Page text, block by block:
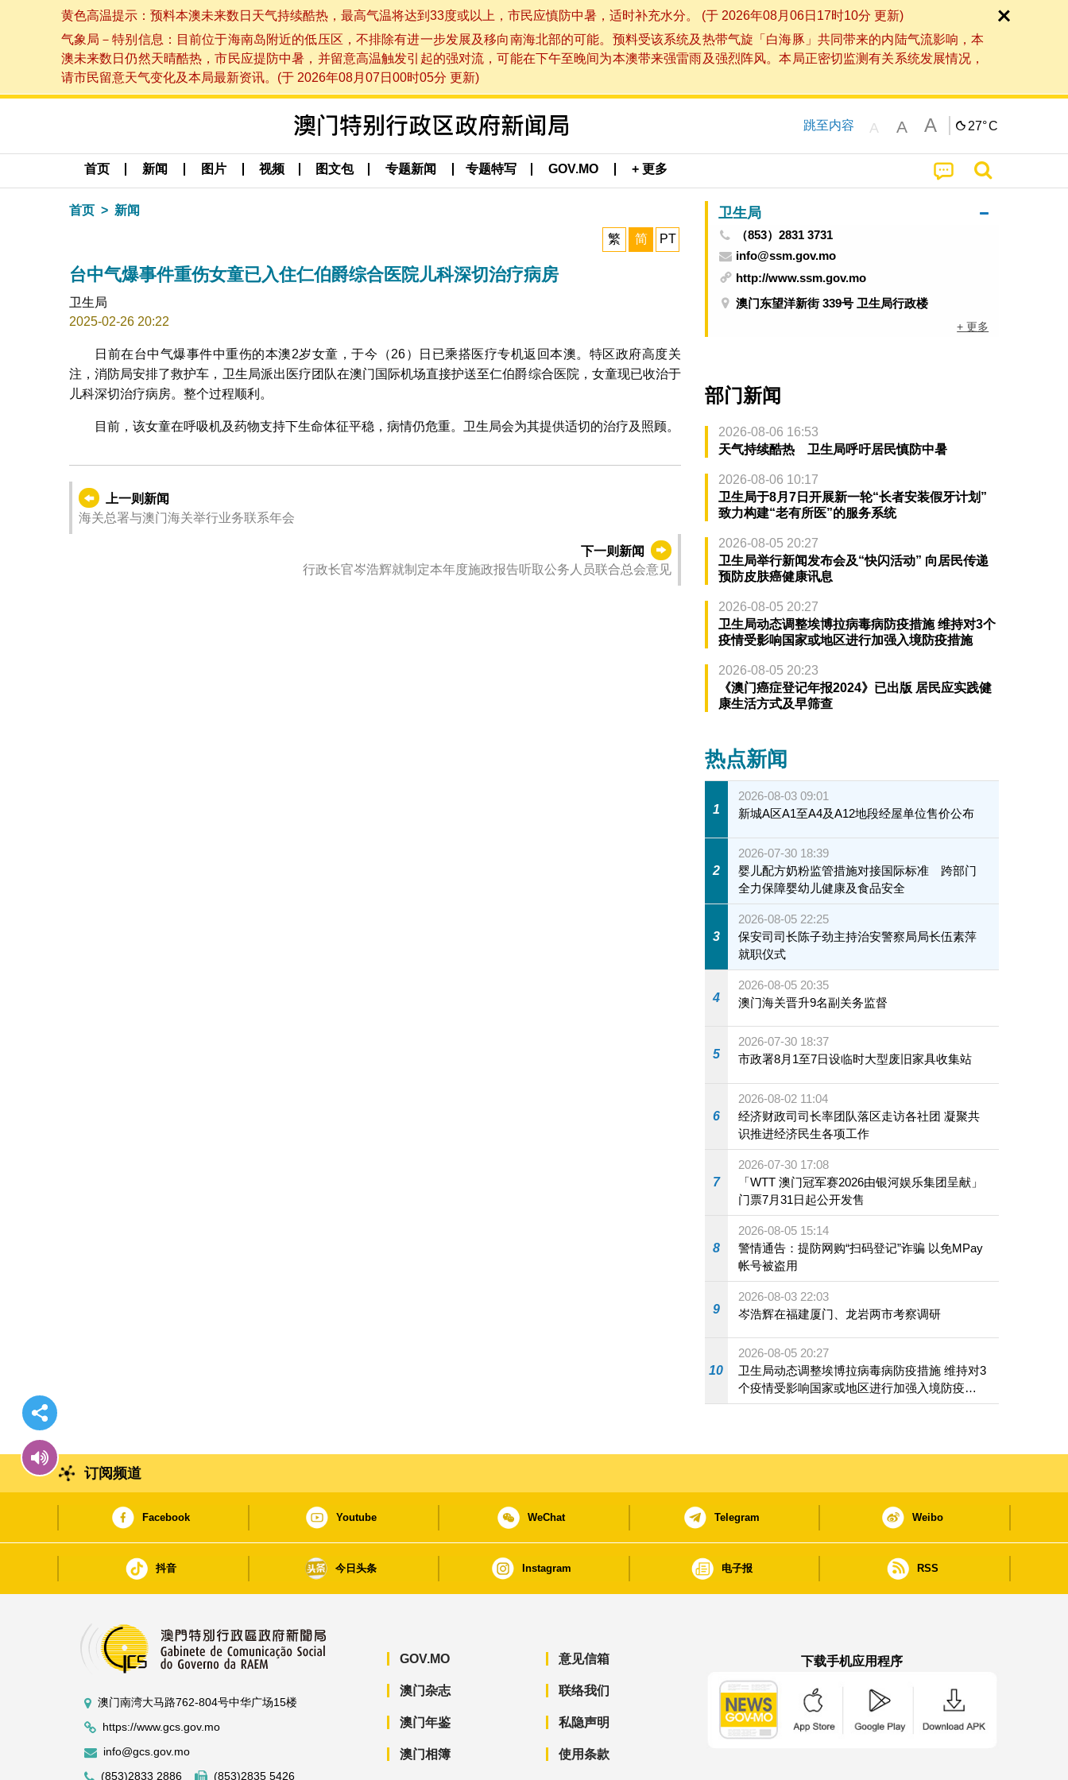
黄色高温提示：预料本澳未来数日天气持续酷热，最高气温将达到33度或以上，市民应慎防中暑，适时补充水分。 (于 2026年08月06日17时10分 更新)
气象局－特别信息：目前位于海南岛附近的低压区，不排除有进一步发展及移向南海北部的可能。预料受该系统及热带气旋「白海豚」共同带来的内陆气流影响，本
澳未来数日仍然天晴酷热，市民应提防中暑，并留意高温触发引起的强对流，可能在下午至晚间为本澳带来强雷雨及强烈阵风。本局正密切监测有关系统发展情况，
请市民留意天气变化及本局最新资讯。(于 2026年08月07日00时05分 更新)
跳至内容 A A A 27°C
首页 新闻 图片 视频 图文包 专题新闻 专题特写 GOV.MO + 更多
首页 新闻
繁 简 PT
台中气爆事件重伤女童已入住仁伯爵综合医院儿科深切治疗病房
卫生局
2025-02-26 20:22
日前在台中气爆事件中重伤的本澳2岁女童，于今（26）日已乘搭医疗专机返回本澳。特区政府高度关
注，消防局安排了救护车，卫生局派出医疗团队在澳门国际机场直接护送至仁伯爵综合医院，女童现已收治于
儿科深切治疗病房。整个过程顺利。
目前，该女童在呼吸机及药物支持下生命体征平稳，病情仍危重。卫生局会为其提供适切的治疗及照顾。
上一则新闻
海关总署与澳门海关举行业务联系年会
下一则新闻
行政长官岑浩辉就制定本年度施政报告听取公务人员联合总会意见
卫生局
（853）2831 3731
info@ssm.gov.mo
http://www.ssm.gov.mo
澳门东望洋新街 339号 卫生局行政楼
+ 更多
部门新闻
2026-08-06 16:53
天气持续酷热 卫生局呼吁居民慎防中暑
2026-08-06 10:17
卫生局于8月7日开展新一轮“长者安装假牙计划”
致力构建“老有所医”的服务系统
2026-08-05 20:27
卫生局举行新闻发布会及“快闪活动” 向居民传递
预防皮肤癌健康讯息
2026-08-05 20:27
卫生局动态调整埃博拉病毒病防疫措施 维持对3个
疫情受影响国家或地区进行加强入境防疫措施
2026-08-05 20:23
《澳门癌症登记年报2024》已出版 居民应实践健
康生活方式及早筛查
热点新闻
1
2026-08-03 09:01
新城A区A1至A4及A12地段经屋单位售价公布
2
2026-07-30 18:39
婴儿配方奶粉监管措施对接国际标准 跨部门
全力保障婴幼儿健康及食品安全
3
2026-08-05 22:25
保安司司长陈子劲主持治安警察局局长伍素萍
就职仪式
4
2026-08-05 20:35
澳门海关晋升9名副关务监督
5
2026-07-30 18:37
市政署8月1至7日设临时大型废旧家具收集站
6
2026-08-02 11:04
经济财政司司长率团队落区走访各社团 凝聚共
识推进经济民生各项工作
7
2026-07-30 17:08
「WTT 澳门冠军赛2026由银河娱乐集团呈献」
门票7月31日起公开发售
8
2026-08-05 15:14
警情通告：提防网购“扫码登记”诈骗 以免MPay
帐号被盗用
9
2026-08-03 22:03
岑浩辉在福建厦门、龙岩两市考察调研
10
2026-08-05 20:27
卫生局动态调整埃博拉病毒病防疫措施 维持对3
个疫情受影响国家或地区进行加强入境防疫措
施
订阅频道
Facebook Youtube WeChat Telegram Weibo
抖音 今日头条 Instagram 电子报 RSS
澳门南湾大马路762-804号中华广场15楼
https://www.gcs.gov.mo
info@gcs.gov.mo
(853)2833 2886
(853)2835 5426
GOV.MO
澳门杂志
澳门年鉴
澳门相簿
意见信箱
联络我们
私隐声明
使用条款
下载手机应用程序